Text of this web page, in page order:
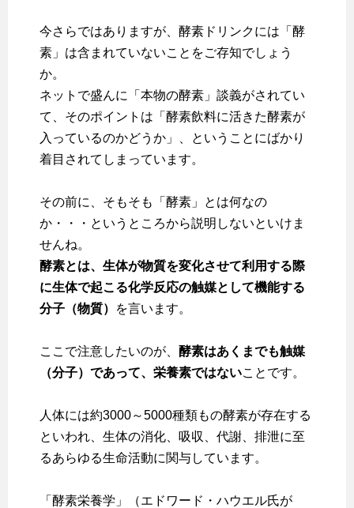
今さらではありますが、酵素ドリンクには「酵
素」は含まれていないことをご存知でしょう
か。
ネットで盛んに「本物の酵素」談義がされてい
て、そのポイントは「酵素飲料に活きた酵素が
入っているのかどうか」、ということにばかり
着目されてしまっています。
その前に、そもそも「酵素」とは何なの
か・・・というところから説明しないといけま
せんね。
酵素とは、生体が物質を変化させて利用する際
に生体で起こる化学反応の触媒として機能する
分子（物質）
を言います。
ここで注意したいのが、 酵素はあくまでも触媒
（分子）であって、栄養素ではないことです。
人体には約3000～5000種類もの酵素が存在する
といわれ、生体の消化、吸収、代謝、排泄に至
るあらゆる生命活動に関与しています。
「酵素栄養学」（エドワード・ハウエル氏が